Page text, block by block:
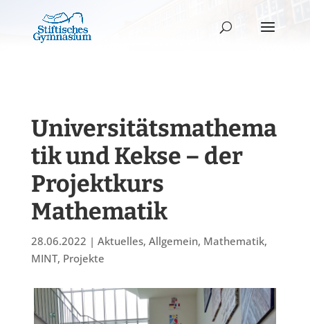
Universitätsmathema
tik und Kekse – der
Projektkurs
Mathematik
28.06.2022 | Aktuelles, Allgemein, Mathematik,
MINT, Projekte